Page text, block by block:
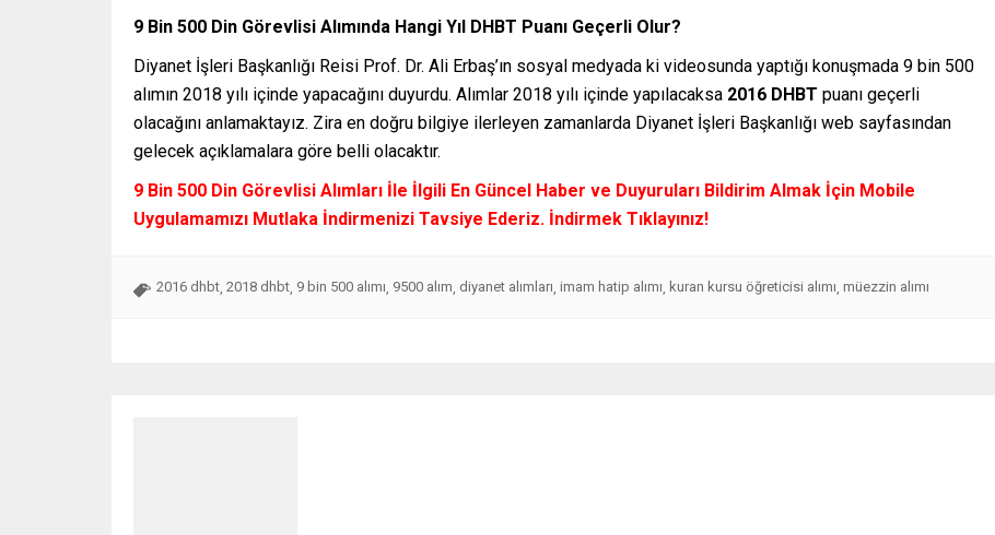
9 Bin 500 Din Görevlisi Alımında Hangi Yıl DHBT Puanı Geçerli Olur?
Diyanet İşleri Başkanlığı Reisi Prof. Dr. Ali Erbaş’ın sosyal medyada ki videosunda yaptığı konuşmada 9 bin 500
alımın 2018 yılı içinde yapacağını duyurdu. Alımlar 2018 yılı içinde yapılacaksa 2016 DHBT puanı geçerli
olacağını anlamaktayız. Zira en doğru bilgiye ilerleyen zamanlarda Diyanet İşleri Başkanlığı web sayfasından
gelecek açıklamalara göre belli olacaktır.
9 Bin 500 Din Görevlisi Alımları İle İlgili En Güncel Haber ve Duyuruları Bildirim Almak İçin Mobile
Uygulamamızı Mutlaka İndirmenizi Tavsiye Ederiz. İndirmek Tıklayınız!
2016 dhbt, 2018 dhbt, 9 bin 500 alımı, 9500 alım, diyanet alımları, imam hatip alımı, kuran kursu öğreticisi alımı, müezzin alımı